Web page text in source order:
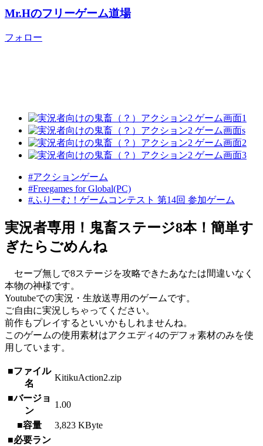
Mr.Hのフリーゲーム道場
フォロー
#アクションゲーム
#Freegames for Global(PC)
#ふりーむ！ゲームコンテスト 第14回 参加ゲーム
実況者専用！鬼畜ステージ8本！簡単す
ぎたらごめんね
セーブ無しで8ステージを攻略できたあなたは間違いなく
本物の神様です。
Youtubeでの実況・生放送専用のゲームです。
ご自由に実況しちゃってください。
前作もプレイするといいかもしれませんね。
このゲームの使用素材はアクエディ4のデフォ素材のみを使
用しています。
■ファイル
名
KitikuAction2.zip
■バージョ
ン
1.00
■容量
3,823 KByte
■必要ラン